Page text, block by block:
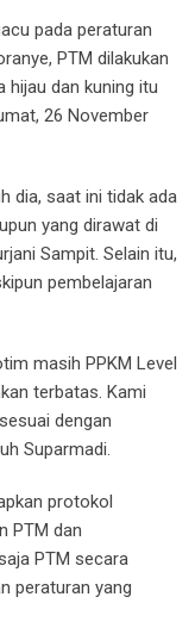
pada peraturan
PTM dilakukan
hijau dan kuning itu
26 November
dia, saat ini tidak ada
yang dirawat di
Sampit. Selain itu,
pembelajaran
masih PPKM Level
terbatas. Kami
dengan
Suparmadi.
protokol
PTM dan
PTM secara
peraturan yang